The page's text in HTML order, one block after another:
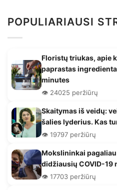
POPULIARIAUSI
Floristų triukas, apie
paprastas
minutes
👁️ 24025 peržiūrų
Skaitymas iš veidų:
šalies lyderius. Kas
👁️ 19797 peržiūrų
Mokslininkai
didžiausių COVID-19
👁️ 17703 peržiūrų